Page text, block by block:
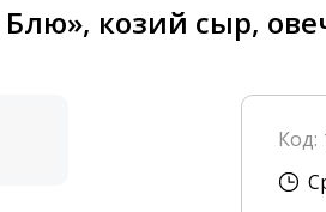
— всего 3 999 ₽
О
козий сыр,
Код: